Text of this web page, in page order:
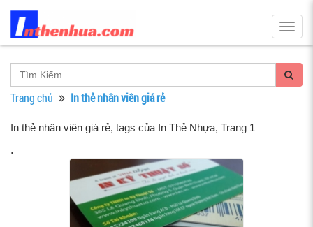
Trang chủ In thẻ nhân viên giá rẻ
In thẻ nhân viên giá rẻ, tags của In Thẻ Nhựa, Trang 1
.